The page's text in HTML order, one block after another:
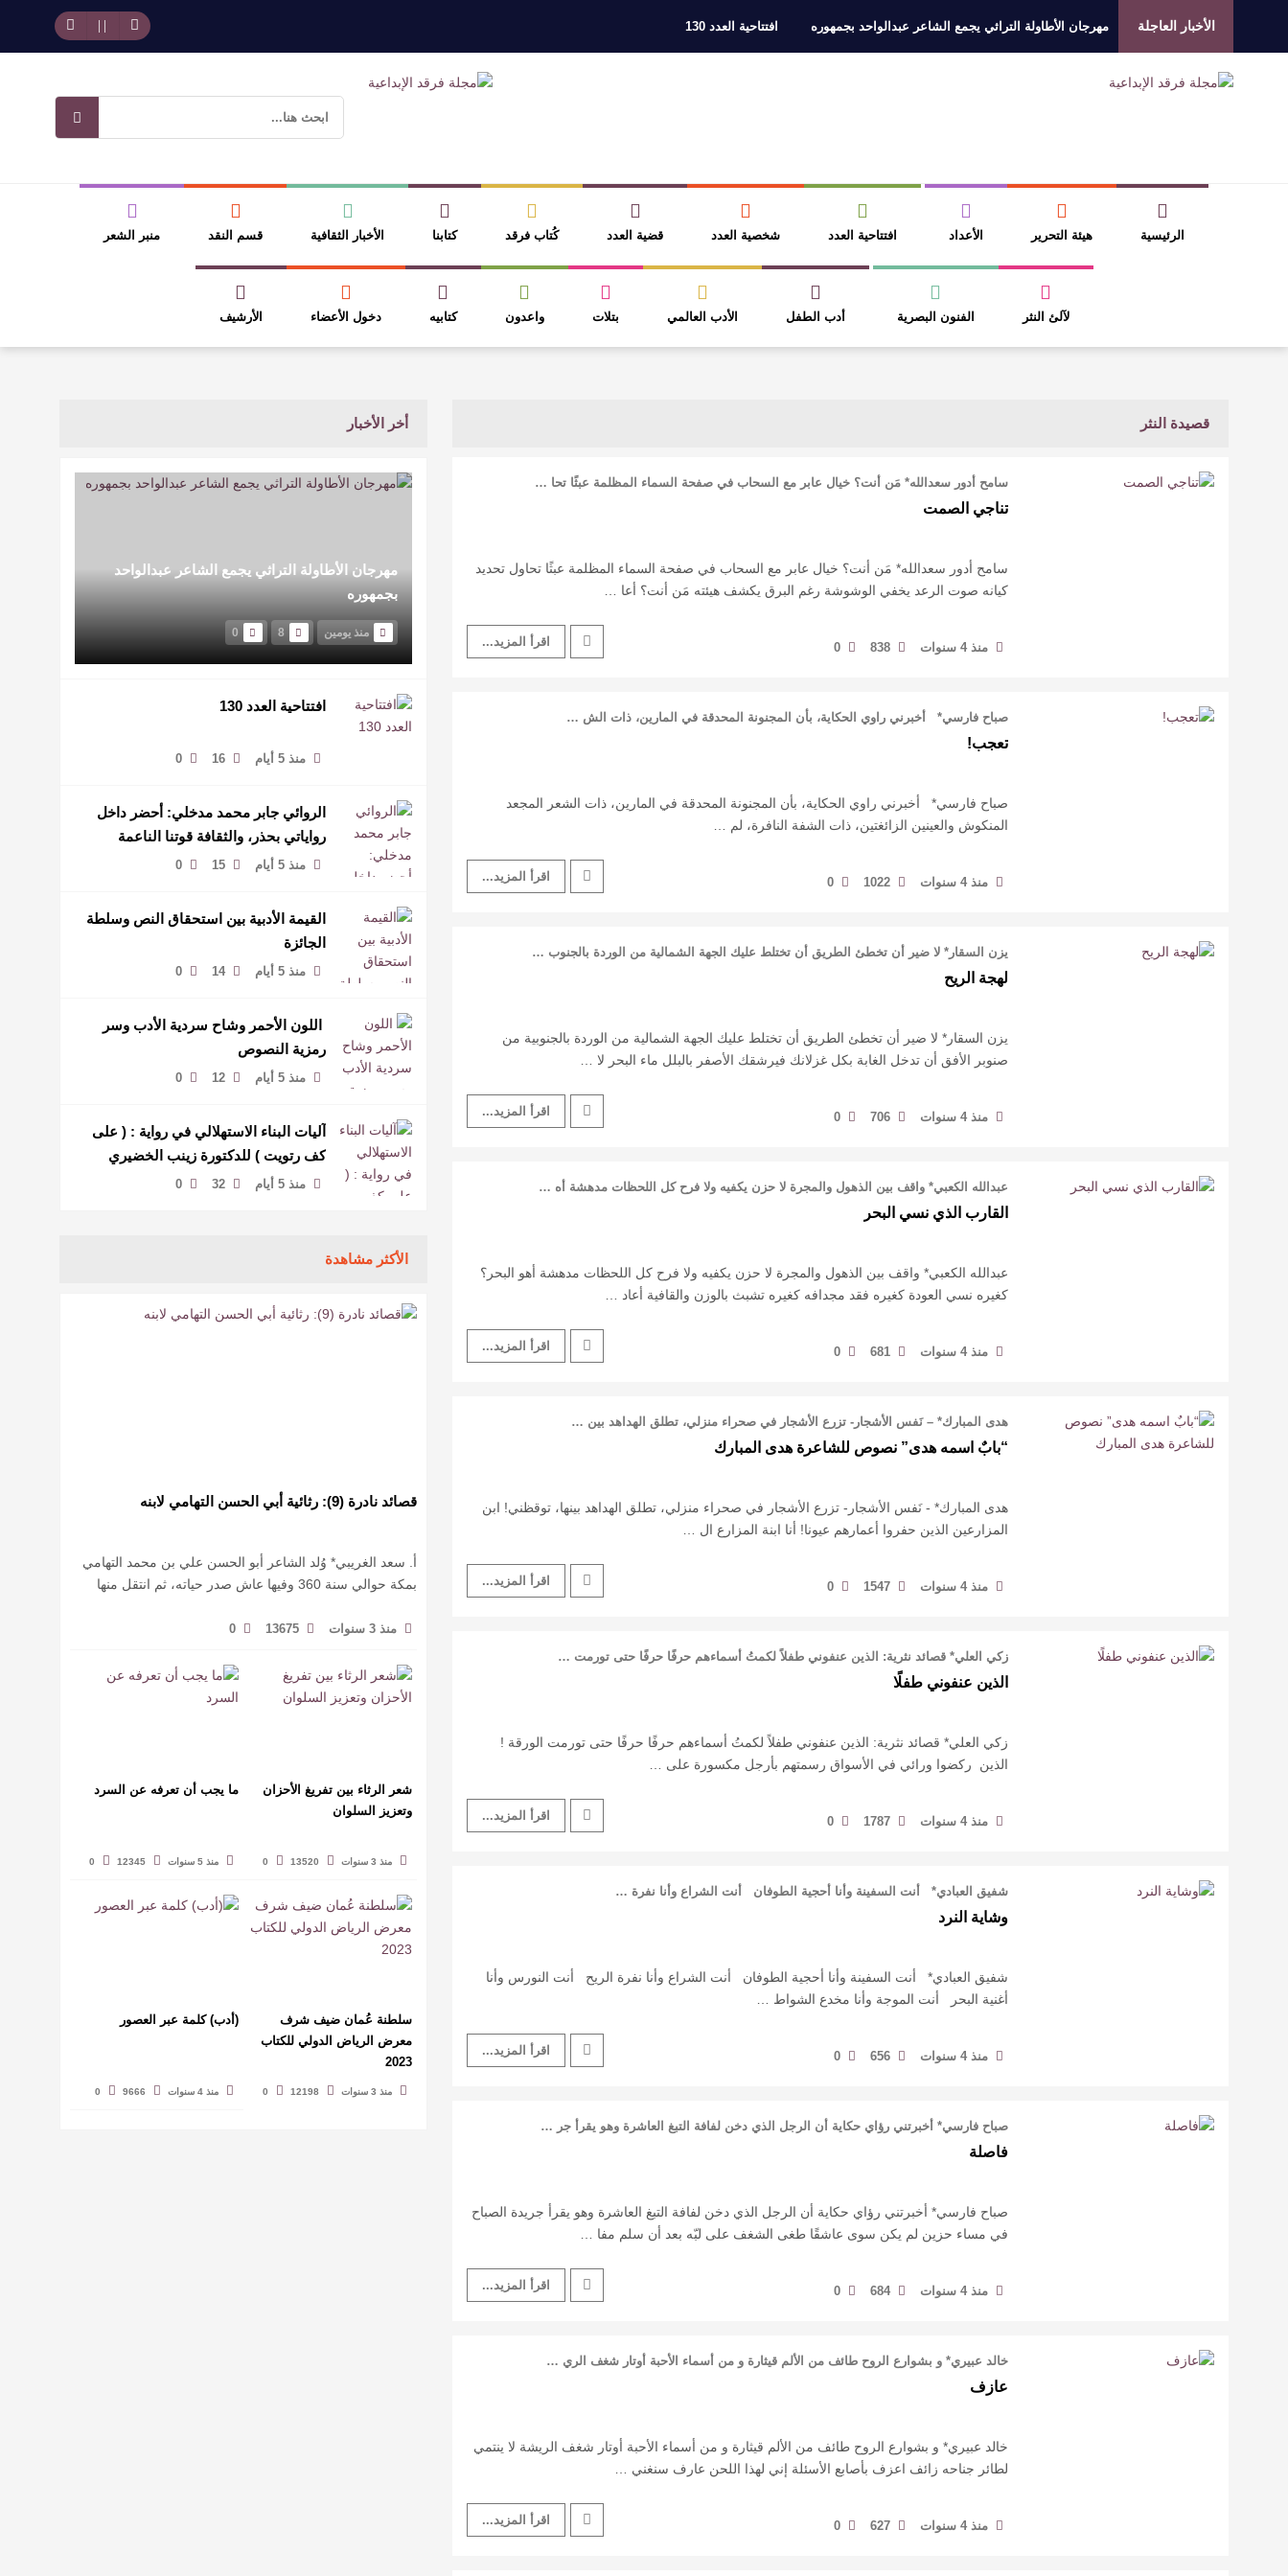
الأخبار العاجلة مهرجان الأطاولة التراثي يجمع الشاعر عبدالواحد بجمهوره افتتاحية العدد 130
القيمة الأدبية بين استحقاق النص وسلطة الجائزة
عتبات التأويل وقراءة التشكيل الصوفي والفلسفي في “مملكة الله” للدكتور محمد بدوي عنترة بن شداد… الشاعر الفارس
الرئيسية هيئة التحرير الأعداد افتتاحية العدد شخصية العدد قضية العدد كُتاب فرقد كتابنا الأخبار الثقافية قسم النقد منبر الشعر
لآلئ النثر الفنون البصرية أدب الطفل الأدب العالمي بتلات واعدون كتابيه دخول الأعضاء الأرشيف
أخر الأخبار
مهرجان الأطاولة التراثي يجمع الشاعر عبدالواحد
بجمهوره
منذ يومين 8
0
افتتاحية العدد 130
منذ 5 أيام 16
0
الروائي جابر محمد مدخلي: أحضر داخل
رواياتي بحذر، والثقافة قوتنا الناعمة
لمخاطبة العالم.
منذ 5 أيام 15
0
القيمة الأدبية بين استحقاق النص وسلطة
الجائزة
منذ 5 أيام 14
0
​ اللون الأحمر وشاح سردية الأدب وسر
رمزية النصوص
منذ 5 أيام 12
0
آليات البناء الاستهلالي في رواية : ( على
كف رتويت ) للدكتورة زينب الخضيري
منذ 5 أيام 32
0
الأكثر مشاهدة
قصائد نادرة (9): رثائية أبي الحسن التهامي لابنه
أ. سعد الغريبي* وُلد الشاعر أبو الحسن علي بن محمد التهامي
بمكة حوالي سنة 360 وفيها عاش صدر حياته، ثم انتقل منها
منذ 3 سنوات 13675
0
شعر الرثاء بين تفريغ الأحزان
وتعزيز السلوان
منذ 3 سنوات 13520
0
ما يجب أن تعرفه عن السرد
منذ 5 سنوات 12345
0
سلطنة عُمان ضيف شرف
معرض الرياض الدولي للكتاب
2023
منذ 3 سنوات 12198
0
(أدب) كلمة عبر العصور
منذ 4 سنوات 9666
0
قصيدة النثر
سامح أدور سعدالله* مَن أنت؟ خيال عابر مع السحاب في صفحة السماء المظلمة عبثًا تحا …
تناجي الصمت
سامح أدور سعدالله* مَن أنت؟ خيال عابر مع السحاب في صفحة السماء المظلمة عبثًا تحاول تحديد
كيانه صوت الرعد يخفي الوشوشة رغم البرق يكشف هيئته مَن أنت؟ أعا …
منذ 4 سنوات 838
0 اقرأ المزيد...
صباح فارسي* أخبرني راوي الحكاية، بأن المجنونة المحدقة في المارين، ذات الش …
تعجب!
صباح فارسي* أخبرني راوي الحكاية، بأن المجنونة المحدقة في المارين، ذات الشعر المجعد
المنكوش والعينين الزائغتين، ذات الشفة النافرة، لم …
منذ 4 سنوات 1022
0 اقرأ المزيد...
يزن السقار* لا ضير أن تخطئ الطريق أن تختلط عليك الجهة الشمالية من الوردة بالجنوب …
لهجة الريح
يزن السقار* لا ضير أن تخطئ الطريق أن تختلط عليك الجهة الشمالية من الوردة بالجنوبية من
صنوبر الأفق أن تدخل الغابة بكل غزلانك فيرشقك الأصفر بالبلل ماء البحر لا …
منذ 4 سنوات 706
0 اقرأ المزيد...
عبدالله الكعبي* واقف بين الذهول والمجرة لا حزن يكفيه ولا فرح كل اللحظات مدهشة أه …
القارب الذي نسي البحر
عبدالله الكعبي* واقف بين الذهول والمجرة لا حزن يكفيه ولا فرح كل اللحظات مدهشة أهو البحر؟
كغيره نسي العودة كغيره فقد مجدافه كغيره تشبث بالوزن والقافية أعاد …
منذ 4 سنوات 681
0 اقرأ المزيد...
هدى المبارك* – نَفس الأشجار- تزرع الأشجار في صحراء منزلي، تطلق الهداهد بين …
“بابٌ اسمه هدى” نصوص للشاعرة هدى المبارك
هدى المبارك* - نَفس الأشجار- تزرع الأشجار في صحراء منزلي، تطلق الهداهد بينها، توقظني! ابن
المزارعين الذين حفروا أعمارهم عيونا! أنا ابنة المزارع ال …
منذ 4 سنوات 1547
0 اقرأ المزيد...
زكي العلي* قصائد نثرية: الذين عنفوني طفلاً ‏لكمتُ أسماءهم حرفًا حرفًا ‏حتى تورمت …
الذين عنفوني طفلًا
زكي العلي* قصائد نثرية: الذين عنفوني طفلاً ‏لكمتُ أسماءهم حرفًا حرفًا ‏حتى تورمت الورقة !
‏الذين ركضوا ورائي ‏في الأسواق ‏رسمتهم بأرجل مكسورة ‏على …
منذ 4 سنوات 1787
0 اقرأ المزيد...
شفيق العبادي* أنت السفينة وأنا أحجية الطوفان أنت الشراع وأنا نفرة …
وشاية النرد
شفيق العبادي* أنت السفينة وأنا أحجية الطوفان أنت الشراع وأنا نفرة الريح أنت النورس وأنا
أغنية البحر أنت الموجة وأنا مخدع الشواط …
منذ 4 سنوات 656
0 اقرأ المزيد...
صباح فارسي* أخبرتني رؤاي حكاية أن الرجل الذي دخن لفافة التبغ العاشرة وهو يقرأ جر …
فاصلة
صباح فارسي* أخبرتني رؤاي حكاية أن الرجل الذي دخن لفافة التبغ العاشرة وهو يقرأ جريدة الصباح
في مساء حزين لم يكن سوى عاشقًا طغى الشغف على لبّه بعد أن سلم مفا …
منذ 4 سنوات 684
0 اقرأ المزيد...
خالد عبيري* و بشوارع الروح طائف من الألم قيثارة و من أسماء الأحبة أوتار شغف الري …
عازف
خالد عبيري* و بشوارع الروح طائف من الألم قيثارة و من أسماء الأحبة أوتار شغف الريشة لا ينتمي
لطائر جناحه زائف اعزف بأصابع الأسئلة إني لهذا اللحن عارف سنغني …
منذ 4 سنوات 627
0 اقرأ المزيد...